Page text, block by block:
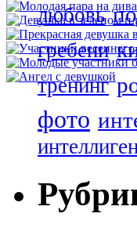
любовь
гребени
тренинг
фото